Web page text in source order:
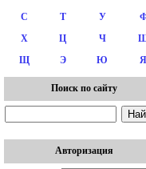
С
Т У
Х
Ц Ч
Щ
Э Ю Я
Поиск по сайту
Авторизация